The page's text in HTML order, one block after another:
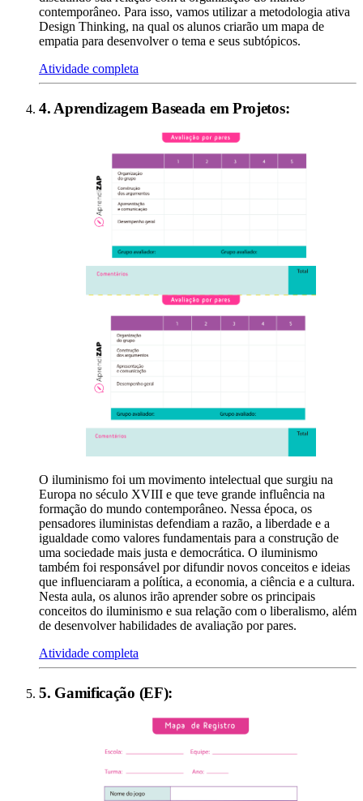
contemporâneo. Para isso, vamos utilizar a metodologia ativa
Design Thinking, na qual os alunos criarão um mapa de
empatia para desenvolver o tema e seus subtópicos.
Atividade completa
4. Aprendizagem Baseada em Projetos:
O iluminismo foi um movimento intelectual que surgiu na
Europa no século XVIII e que teve grande influência na
formação do mundo contemporâneo. Nessa época, os
pensadores iluministas defendiam a razão, a liberdade e a
igualdade como valores fundamentais para a construção de
uma sociedade mais justa e democrática. O iluminismo
também foi responsável por difundir novos conceitos e ideias
que influenciaram a política, a economia, a ciência e a cultura.
Nesta aula, os alunos irão aprender sobre os principais
conceitos do iluminismo e sua relação com o liberalismo, além
de desenvolver habilidades de avaliação por pares.
Atividade completa
5. Gamificação (EF):